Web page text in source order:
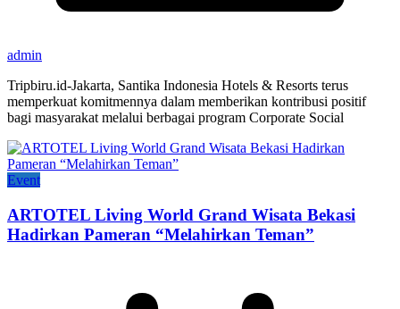
admin
Tripbiru.id-Jakarta, Santika Indonesia Hotels & Resorts terus
memperkuat komitmennya dalam memberikan kontribusi positif
bagi masyarakat melalui berbagai program Corporate Social
Event
ARTOTEL Living World Grand Wisata Bekasi
Hadirkan Pameran “Melahirkan Teman”